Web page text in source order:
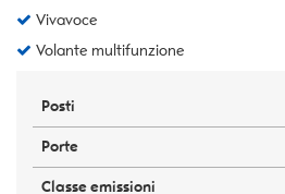
Vivavoce
Volante multifunzione
Posti
Porte
Classe emissioni